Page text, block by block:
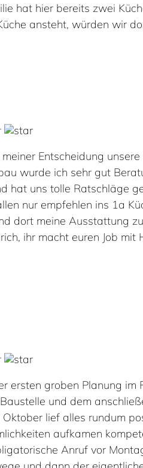
hat hier bereits zwei
ansteht, würden wir
Entscheidung
wurde ich sehr gut
hat uns tolle Ratschläge
nur empfehlen ins 1a
dort meine Ausstattung
ihr macht euren Job
ersten groben Planung
und dem
lief alles rundum
aufkamen
Anruf vor